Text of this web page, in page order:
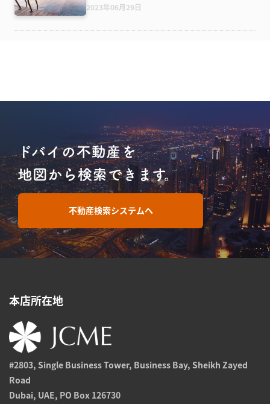
2023年06月29日
不動産検索システムへ
本店所在地
#2803, Single Business Tower, Business Bay, Sheikh Zayed
Road
Dubai, UAE, PO Box 126730